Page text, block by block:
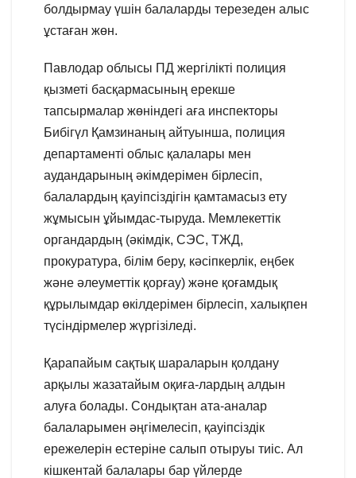
болдырмау үшін балаларды терезеден алыс
ұстаған жөн.
Павлодар облысы ПД жергілікті полиция
қызметі басқармасының ерекше
тапсырмалар жөніндегі аға инспекторы
Бибігүл Қамзинаның айтуынша, полиция
департаменті облыс қалалары мен
аудандарының әкімдерімен бірлесіп,
балалардың қауіпсіздігін қамтамасыз ету
жұмысын ұйымдас-тыруда. Мемлекеттік
органдардың (әкімдік, СЭС, ТЖД,
прокуратура, білім беру, кәсіпкерлік, еңбек
және әлеуметтік қорғау) және қоғамдық
құрылымдар өкілдерімен бірлесіп, халықпен
түсіндірмелер жүргізіледі.
Қарапайым сақтық шараларын қолдану
арқылы жазатайым оқиға-лардың алдын
алуға болады. Сондықтан ата-аналар
балаларымен әңгімелесіп, қауіпсіздік
ережелерін естеріне салып отыруы тиіс. Ал
кішкентай балалары бар үйлерде